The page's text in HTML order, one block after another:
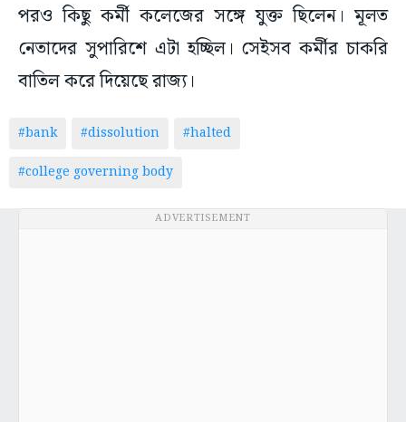
পরও কিছু কর্মী কলেজের সঙ্গে যুক্ত ছিলেন। মূলত
নেতাদের সুপারিশে এটা হচ্ছিল। সেইসব কর্মীর চাকরি
বাতিল করে দিয়েছে রাজ্য।
#bank #dissolution
#halted
#college governing body
ADVERTISEMENT